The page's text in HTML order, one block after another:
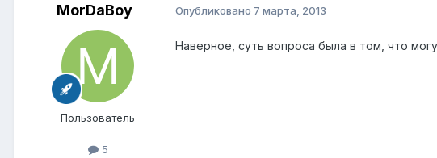
MorDaBoy
Пользователь
5
Опубликовано 7 марта, 2013
Наверное, суть вопроса была в том, что